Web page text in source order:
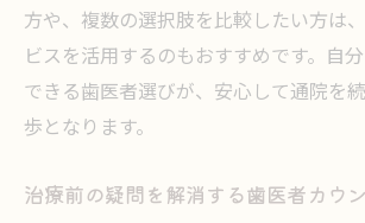
方や、複数の選択肢を比較したい方は
ビスを活用するのもおすすめです。自
できる歯医者選びが、安心して通院を
歩となります。
治療前の疑問を解消する歯医者カウ